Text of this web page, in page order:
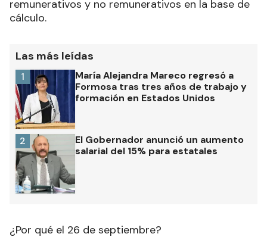
remunerativos y no remunerativos en la base de
cálculo.
Las más leídas
María Alejandra Mareco regresó a
Formosa tras tres años de trabajo y
formación en Estados Unidos
1
El Gobernador anunció un aumento
salarial del 15% para estatales
2
¿Por qué el 26 de septiembre?